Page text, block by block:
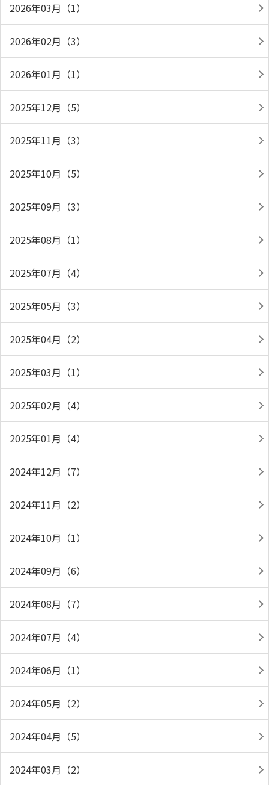
2026年03月（1）
2026年02月（3）
2026年01月（1）
2025年12月（5）
2025年11月（3）
2025年10月（5）
2025年09月（3）
2025年08月（1）
2025年07月（4）
2025年05月（3）
2025年04月（2）
2025年03月（1）
2025年02月（4）
2025年01月（4）
2024年12月（7）
2024年11月（2）
2024年10月（1）
2024年09月（6）
2024年08月（7）
2024年07月（4）
2024年06月（1）
2024年05月（2）
2024年04月（5）
2024年03月（2）